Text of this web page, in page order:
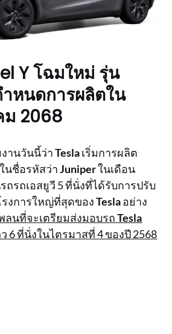
Y โฉมใหม่ รุ่น
หนดการผลิตใน
ม 2068
านวันนี้ว่าTeslaเริ่มการผลิต
ในชื่อรหัสว่าJuniperในเดือน
ถรถเอสยูวี 5 ที่นั่งที่ได้รับการปรับ
งการใหญ่ที่สุดของTeslaอย่าง
ลนที่จะเตรียมส่งมอบรถTesla
6 ที่นั่งในไตรมาสที่ 4 ของปี 2568